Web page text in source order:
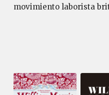
movimiento laborista